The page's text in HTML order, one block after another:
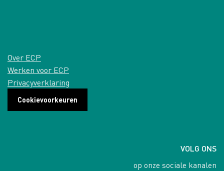
Over ECP
Werken voor ECP
Privacyverklaring
Cookievoorkeuren
VOLG ONS
op onze sociale kanalen